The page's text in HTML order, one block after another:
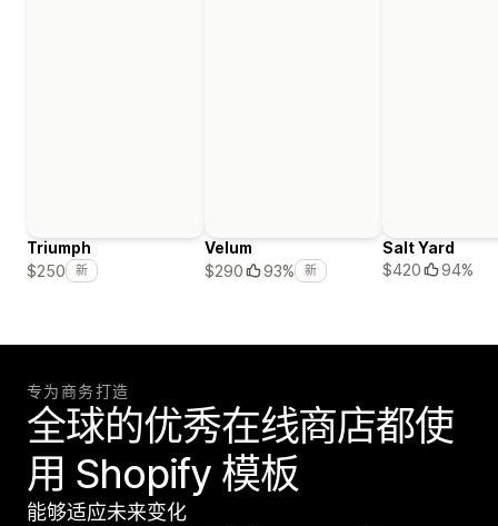
Triumph
$250
新
Velum
$290
93% 新
Salt Yard
$420
94%
专为商务打造
全球的优秀在线商店都使
用 Shopify 模板
能够适应未来变化